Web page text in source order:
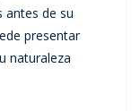
antes de su
presentar
naturaleza